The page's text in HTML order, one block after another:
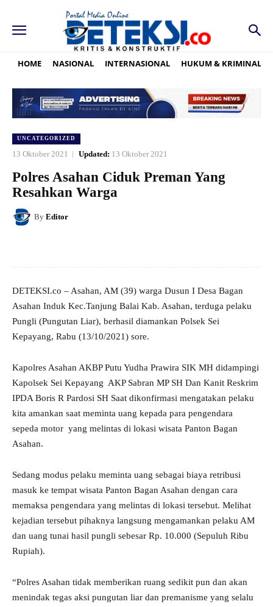
HOME NASIONAL INTERNASIONAL HUKUM & KRIMINAL
UNCATEGORIZED
13 Oktober 2021 Updated: 13 Oktober 2021
Polres Asahan Ciduk Preman Yang
Resahkan Warga
By Editor
DETEKSI.co – Asahan, AM (39) warga Dusun I Desa Bagan
Asahan Induk Kec.Tanjung Balai Kab. Asahan, terduga pelaku
Pungli (Pungutan Liar), berhasil diamankan Polsek Sei
Kepayang, Rabu (13/10/2021) sore.
Kapolres Asahan AKBP Putu Yudha Prawira SIK MH didampingi
Kapolsek Sei Kepayang AKP Sabran MP SH Dan Kanit Reskrim
IPDA Boris R Pardosi SH Saat dikonfirmasi mengatakan pelaku
kita amankan saat meminta uang kepada para pengendara
sepeda motor yang melintas di lokasi wisata Panton Bagan
Asahan.
Sedang modus pelaku meminta uang sebagai biaya retribusi
masuk ke tempat wisata Panton Bagan Asahan dengan cara
memaksa pengendara yang melintas di lokasi tersebut. Melihat
kejadian tersebut pihaknya langsung mengamankan pelaku AM
dan uang tunai hasil pungli sebesar Rp. 10.000 (Sepuluh Ribu
Rupiah).
“Polres Asahan tidak memberikan ruang sedikit pun dan akan
menindak tegas aksi pungutan liar dan premanisme yang selalu